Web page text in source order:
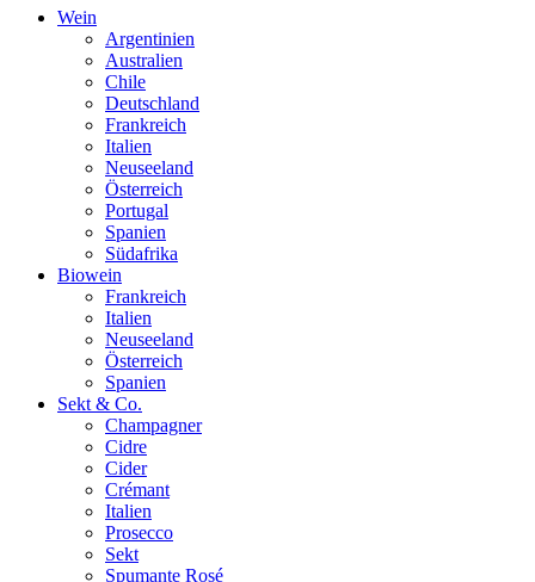
Wein
Argentinien
Australien
Chile
Deutschland
Frankreich
Italien
Neuseeland
Österreich
Portugal
Spanien
Südafrika
Biowein
Frankreich
Italien
Neuseeland
Österreich
Spanien
Sekt & Co.
Champagner
Cidre
Cider
Crémant
Italien
Prosecco
Sekt
Spumante Rosé